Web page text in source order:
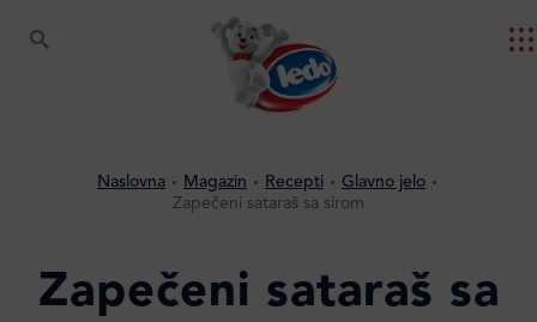
Naslovna Magazin Recepti
Glavno jelo
Zapečeni sataraš sa sirom
Zapečeni sataraš sa